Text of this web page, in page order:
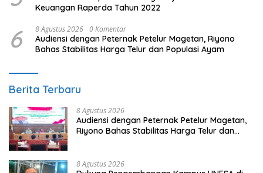
Keuangan Raperda Tahun 2022
6 8 Agustus 2026 0 Komentar
Audiensi dengan Peternak Petelur Magetan, Riyono
Bahas Stabilitas Harga Telur dan Populasi Ayam
Berita Terbaru
8 Agustus 2026
Audiensi dengan Peternak Petelur Magetan,
Riyono Bahas Stabilitas Harga Telur dan
8 Agustus 2026